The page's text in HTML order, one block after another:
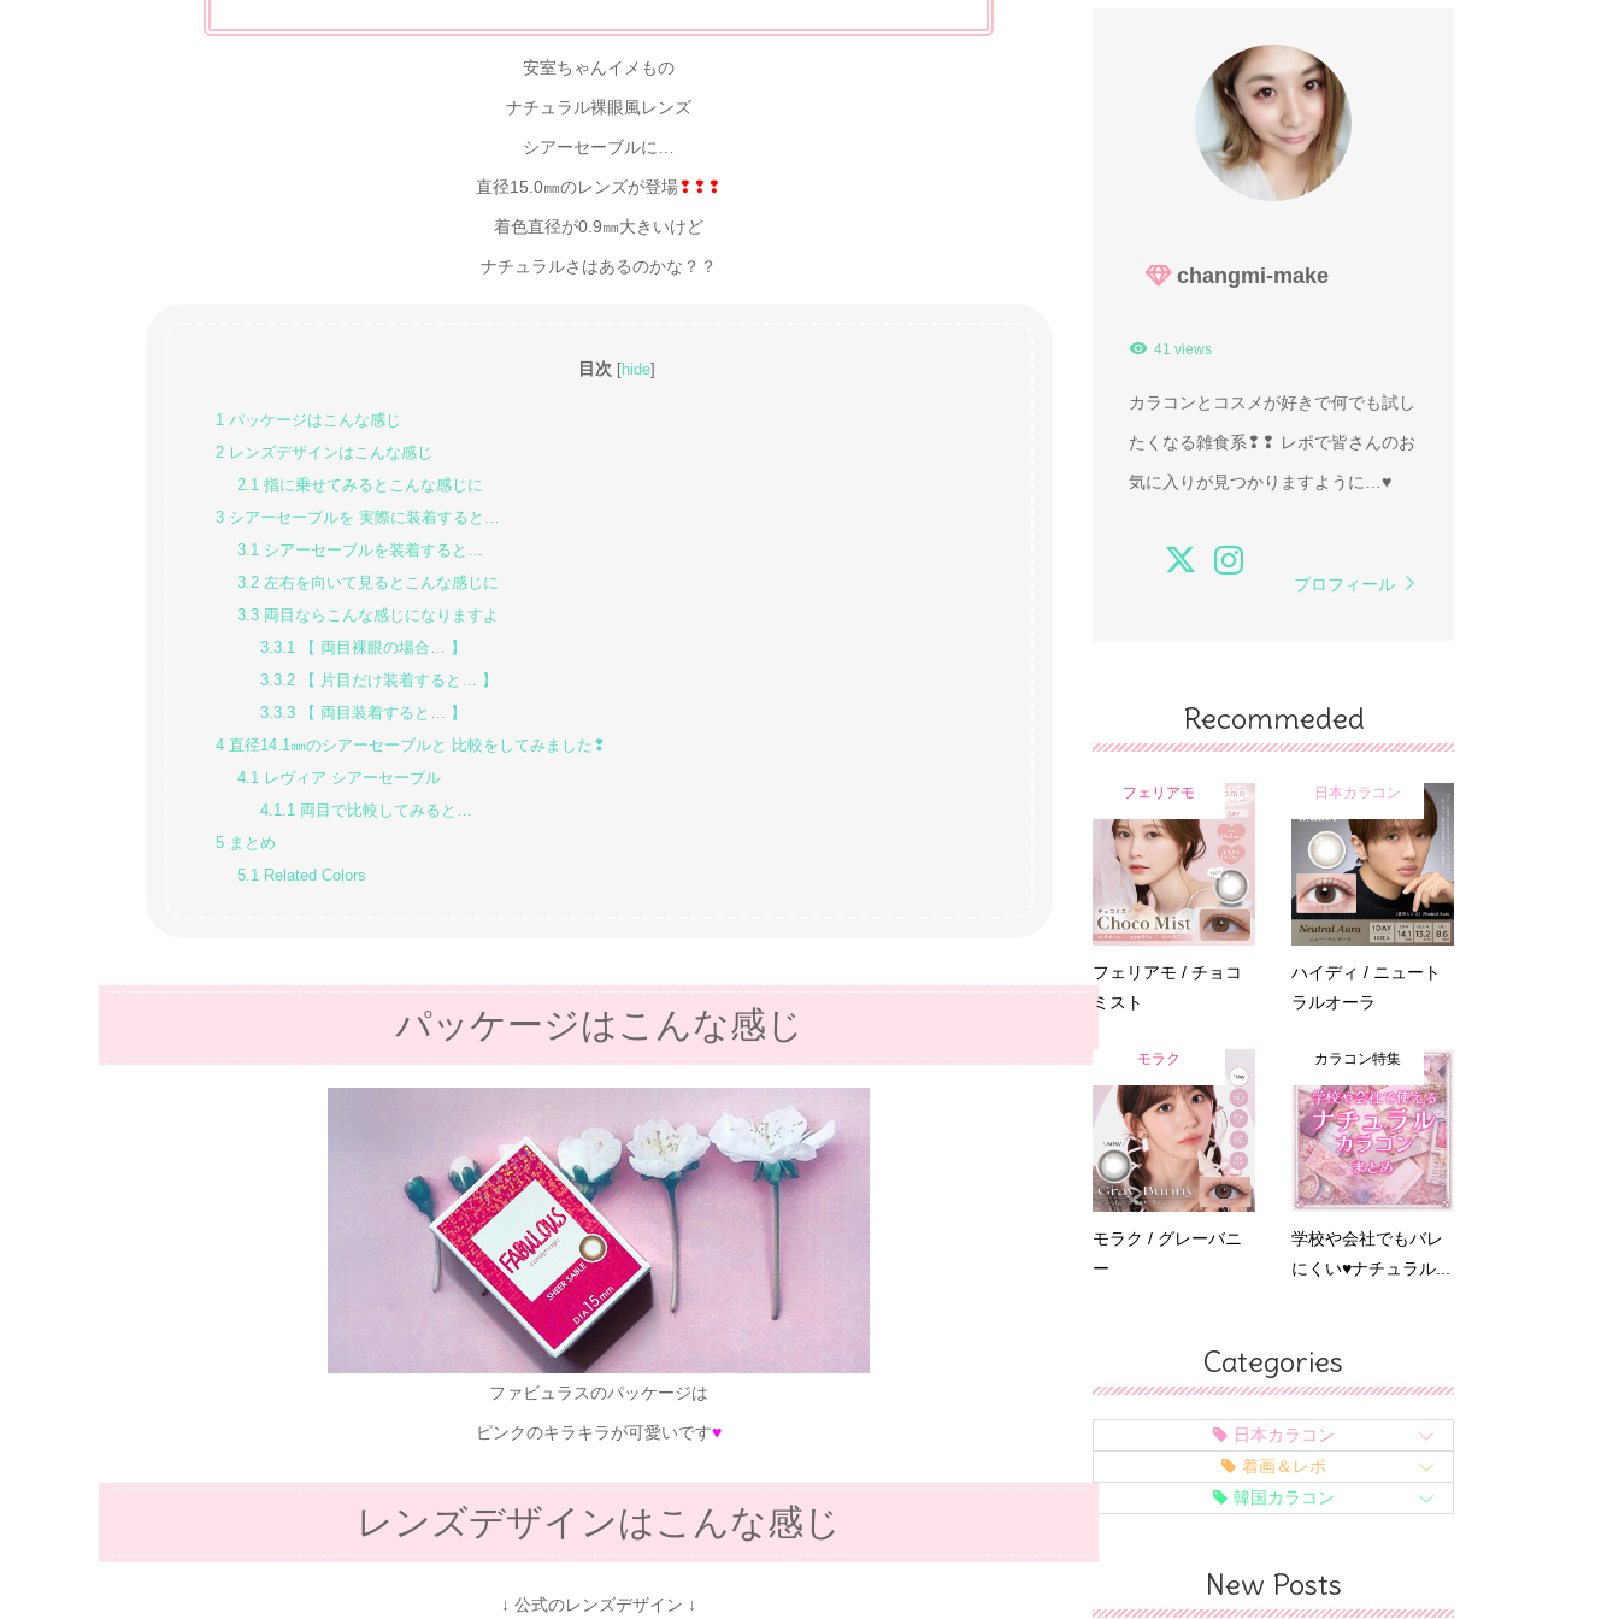
安室ちゃんイメもの
ナチュラル裸眼風レンズ
シアーセーブルに…
直径15.0㎜のレンズが登場❢❢❢
着色直径が0.9㎜大きいけど
ナチュラルさはあるのかな？？
目次 hide
1 パッケージはこんな感じ
2レンズデザインはこんな感じ
2.1 指に乗せてみるとこんな感じに
3シアーセーブルを 実際に装着すると…
3.1 シアーセーブルを装着すると…
3.2 左右を向いて見るとこんな感じに
3.3 両目ならこんな感じになりますよ
3.3.1
【 両目裸眼の場合… 】
3.3.2 【 片目だけ装着すると… 】
3.3.3 【 両目装着すると… 】
4直径14.1㎜のシアーセーブルと 比較をしてみました❢
4.1
レヴィア シアーセーブル
4.1.1 両目で比較してみると…
5まとめ
5.1
Related Colors
パッケージはこんな感じ
ファビュラスのパッケージは
ピンクのキラキラが可愛いです♥
レンズデザインはこんな感じ
↓ 公式のレンズデザイン ↓
changmi-make
41 views
カラコンとコスメが好きで何でも試し
たくなる雑食系❢❢ レポで皆さんのお
気に入りが見つかりますように…♥
プロフィール
Recommeded
フェリアモ
フェリアモ / チョコ
ミスト
日本カラコン
ハイディ / ニュート
ラルオーラ
モラク
モラク / グレーバニ
ー
カラコン特集
学校や会社でもバレ
にくい♥ナチュラル...
Categories
日本カラコン
着画＆レポ
韓国カラコン
New Posts